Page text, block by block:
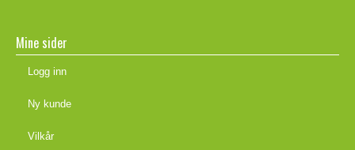
Mine sider
Logg inn
Ny kunde
Vilkår